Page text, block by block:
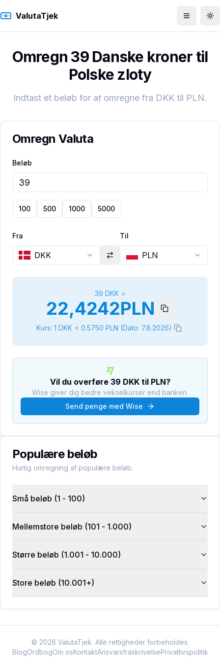
ValutaTjek Åbn menu
Omregn 39 Danske kroner til
Polske zloty
Indtast et beløb for at omregne fra DKK til PLN.
Omregn Valuta
Beløb
100 500 1000 5000
Fra
DKK
Til
PLN
39 DKK=
22,4242PLN
Kurs: 1 DKK = 0.5750 PLN (Dato: 7.8.2026)
Vil du overføre 39 DKKtil PLN?
Wise giver dig bedre vekselkurser end banken.
Send penge med Wise
Populære beløb
Hurtig omregning af populære beløb.
Små beløb (1 - 100)
Mellemstore beløb (101 - 1.000)
Større beløb (1.001 - 10.000)
Store beløb (10.001+)
© 2026 ValutaTjek. Alle rettigheder forbeholdes.
BlogOrdbogOm osKontaktAnsvarsfraskrivelsePrivatlivspolitik